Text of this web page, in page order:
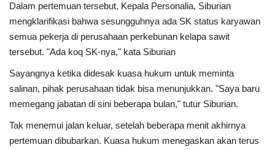
Dalam pertemuan tersebut, Kepala Personalia, Siburian
mengklarifikasi bahwa sesungguhnya ada SK status karyawan
semua pekerja di perusahaan perkebunan kelapa sawit
tersebut. "Ada koq SK-nya," kata Siburian
Sayangnya ketika didesak kuasa hukum untuk meminta
salinan, pihak perusahaan tidak bisa menunjukkan. "Saya baru
memegang jabatan di sini beberapa bulan," tutur Siburian.
Tak menemui jalan keluar, setelah beberapa menit akhirnya
pertemuan dibubarkan. Kuasa hukum menegaskan akan terus